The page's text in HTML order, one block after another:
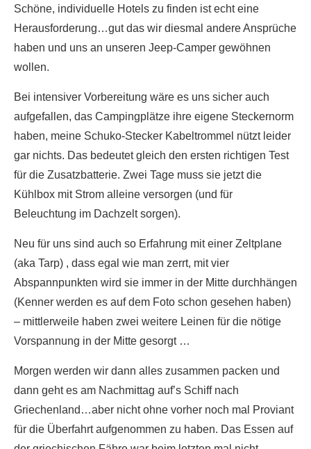
Schöne, individuelle Hotels zu finden ist echt eine
Herausforderung…gut das wir diesmal andere Ansprüche
haben und uns an unseren Jeep-Camper gewöhnen
wollen.
Bei intensiver Vorbereitung wäre es uns sicher auch
aufgefallen, das Campingplätze ihre eigene Steckernorm
haben, meine Schuko-Stecker Kabeltrommel nützt leider
gar nichts. Das bedeutet gleich den ersten richtigen Test
für die Zusatzbatterie. Zwei Tage muss sie jetzt die
Kühlbox mit Strom alleine versorgen (und für
Beleuchtung im Dachzelt sorgen).
Neu für uns sind auch so Erfahrung mit einer Zeltplane
(aka Tarp) , dass egal wie man zerrt, mit vier
Abspannpunkten wird sie immer in der Mitte durchhängen
(Kenner werden es auf dem Foto schon gesehen haben)
– mittlerweile haben zwei weitere Leinen für die nötige
Vorspannung in der Mitte gesorgt …
Morgen werden wir dann alles zusammen packen und
dann geht es am Nachmittag auf’s Schiff nach
Griechenland…aber nicht ohne vorher noch mal Proviant
für die Überfahrt aufgenommen zu haben. Das Essen auf